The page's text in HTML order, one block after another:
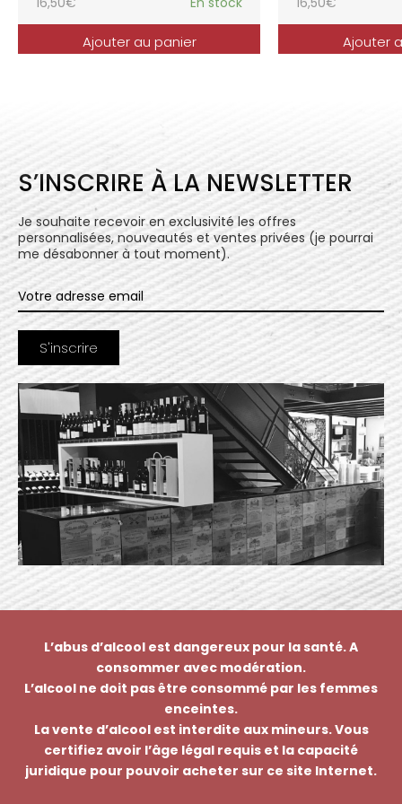
Ajouter au panier Ajouter
S’INSCRIRE À LA NEWSLETTER
Je souhaite recevoir en exclusivité les offres
personnalisées, nouveautés et ventes privées (je pourrai
me désabonner à tout moment).
L’abus d’alcool est dangereux pour la santé. A
consommer avec modération.
L’alcool ne doit pas être consommé par les femmes
enceintes.
La vente d’alcool est interdite aux mineurs. Vous
certifiez avoir l’âge légal requis et la capacité
juridique pour pouvoir acheter sur ce site Internet.